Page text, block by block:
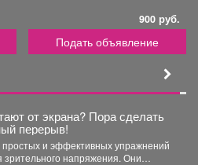
900 руб.
Подать объявление
от экрана? Пора сделать
перерыв!
и эффективных упражнений
зрительного напряжения. Они